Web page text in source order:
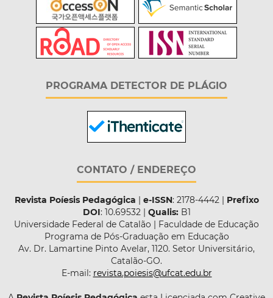
PROGRAMA DETECTOR DE PLÁGIO
CONTATO / ENDEREÇO
Revista Poíesis Pedagógica | e-ISSN: 2178-4442 | Prefixo
DOI: 10.69532 | Qualis:B1
Universidade Federal de Catalão | Faculdade de Educação
Programa de Pós-Graduação em Educação
Av. Dr. Lamartine Pinto Avelar, 1120. Setor Universitário,
Catalão-GO.
E-mail: revista.poiesis@ufcat.edu.br